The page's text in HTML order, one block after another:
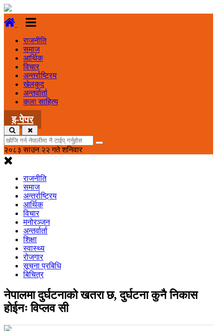
राजनीति
समाज
आर्थिक
विचार
अन्तर्राष्ट्रिय
खेलकुद
अन्तर्वार्ता
कला साहित्य
इ-पेपर
२०८३ साउन २२ गते शनिवार
राजनीति
समाज
अन्तर्राष्ट्रिय
आर्थिक
विचार
मनोरञ्जन
अन्तर्वार्ता
शिक्षा
स्वास्थ्य
रोजगार
सूचना प्रबिधि
बिचित्र
नेपालमा दुर्घटनाको खतरा छ, दुर्घटना कुनै निकास
होईनः विप्लव सी